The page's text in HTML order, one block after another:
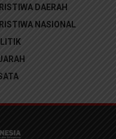
DAERAH
NASIONAL